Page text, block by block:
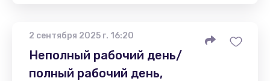
2 сентября 2025 г. 16:20
Неполный рабочий день/
полный рабочий день,